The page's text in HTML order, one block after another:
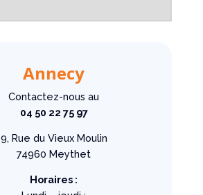
Annecy
Contactez-nous au
04 50 22 75 97
9, Rue du Vieux Moulin
74960 Meythet
Horaires :